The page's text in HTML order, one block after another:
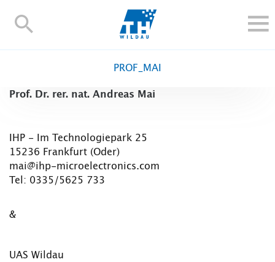
TH-
FORSCHUNG UND TRANSFER
HOCHSCHULE
INTERNATIONAL
BESCHÄFTIGTE
PROF_MAI
Prof. Dr. rer. nat. Andreas Mai
IHP - Im Technologiepark 25
15236 Frankfurt (Oder)
mai@ihp-microelectronics.com
Tel: 0335/5625 733
&
UAS Wildau